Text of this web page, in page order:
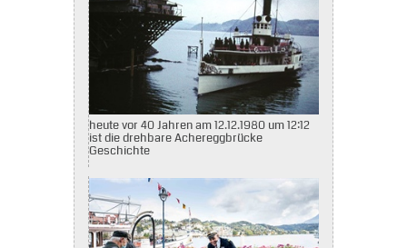
heute vor 40 Jahren am 12.12.1980 um 12:12
ist die drehbare Achereggbrücke
Geschichte